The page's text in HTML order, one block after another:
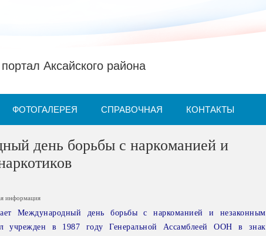
Аксайского района
ФОТОГАЛЕРЕЯ СПРАВОЧНАЯ КОНТАКТЫ
день борьбы с наркоманией и
информация
Международный день борьбы с наркоманией и незаконным
учрежден в 1987 году Генеральной Ассамблеей ООН в знак